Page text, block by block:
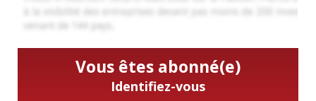
Vous êtes abonné(e)
Identifiez-vous